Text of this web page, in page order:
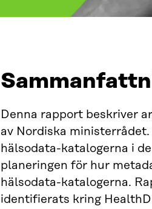
Denna rapport beskriver
av Nordiska
hälsodata-katalogerna i
planeringen för hur
hälsodata-katalogerna.
identifierats kring